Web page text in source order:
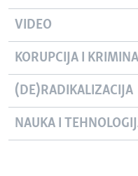
VIDEO
KORUPCIJA I
(DE)RADIKALIZACIJA
NAUKA I